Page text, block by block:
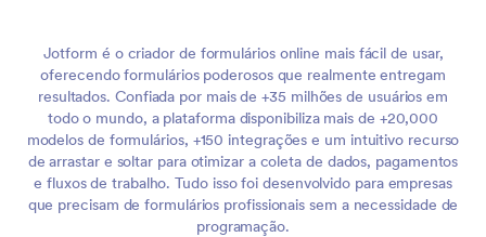
Jotform é o criador de formulários online mais fácil de usar,
oferecendo formulários poderosos que realmente entregam
resultados. Confiada por mais de +35 milhões de usuários em
todo o mundo, a plataforma disponibiliza mais de +20,000
modelos de formulários, +150 integrações e um intuitivo recurso
de arrastar e soltar para otimizar a coleta de dados, pagamentos
e fluxos de trabalho. Tudo isso foi desenvolvido para empresas
que precisam de formulários profissionais sem a necessidade de
programação.